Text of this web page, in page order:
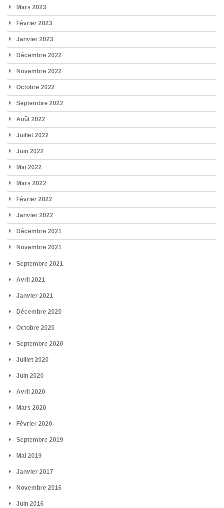
Mars 2023
Février 2023
Janvier 2023
Décembre 2022
Novembre 2022
Octobre 2022
Septembre 2022
Août 2022
Juillet 2022
Juin 2022
Mai 2022
Mars 2022
Février 2022
Janvier 2022
Décembre 2021
Novembre 2021
Septembre 2021
Avril 2021
Janvier 2021
Décembre 2020
Octobre 2020
Septembre 2020
Juillet 2020
Juin 2020
Avril 2020
Mars 2020
Février 2020
Septembre 2019
Mai 2019
Janvier 2017
Novembre 2016
Juin 2016